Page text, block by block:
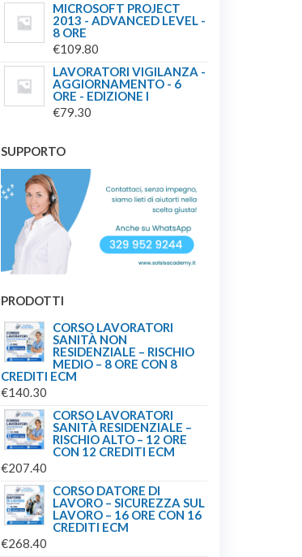
MICROSOFT PROJECT
2013 - ADVANCED LEVEL -
8 ORE
€109.80
LAVORATORI VIGILANZA -
AGGIORNAMENTO - 6
ORE - EDIZIONE I
€79.30
SUPPORTO
PRODOTTI
CORSO LAVORATORI
SANITÀ NON
RESIDENZIALE – RISCHIO
MEDIO – 8 ORE CON 8
CREDITI ECM
€140.30
CORSO LAVORATORI
SANITÀ RESIDENZIALE –
RISCHIO ALTO – 12 ORE
CON 12 CREDITI ECM
€207.40
CORSO DATORE DI
LAVORO – SICUREZZA SUL
LAVORO – 16 ORE CON 16
CREDITI ECM
€268.40